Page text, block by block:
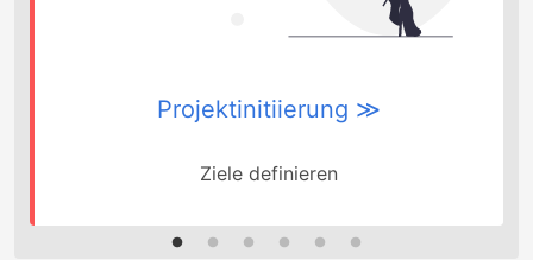
Projektinitiierung ≫
Ziele definieren